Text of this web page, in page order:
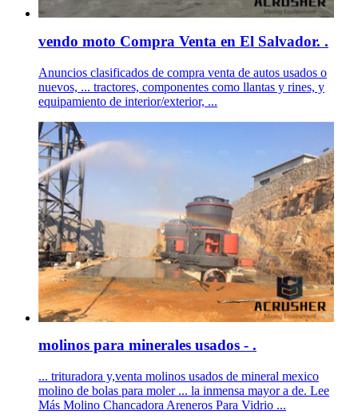
vendo moto Compra Venta en El Salvador. .
Anuncios clasificados de compra venta de autos usados o
nuevos, ... tractores, componentes como llantas y rines, y
equipamiento de interior/exterior, ...
molinos para minerales usados - .
... trituradora y,venta molinos usados de mineral mexico
molino de bolas para moler ... la inmensa mayor a de. Lee
Más Molino Chancadora Areneros Para Vidrio ...